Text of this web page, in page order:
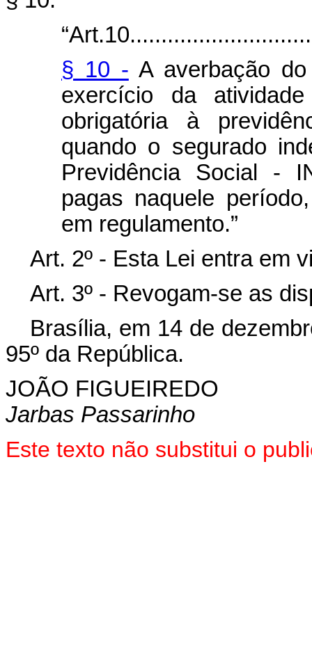
§ 10 - A averbação
exercício da
obrigatória à
quando o segurado
Previdência Social -
pagas naquele
em regulamento.”
Art. 2º - Esta Lei entra em
Art. 3º - Revogam-se as
Brasília, em 14 de
95º da República.
JOÃO FIGUEIREDO
Jarbas Passarinho
Este texto não substitui o